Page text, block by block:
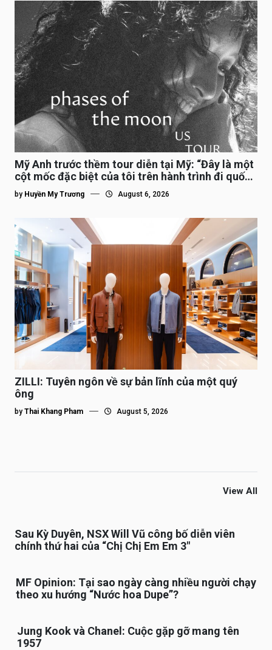
Mỹ Anh trước thềm tour diễn tại Mỹ: “Đây là một
cột mốc đặc biệt của tôi trên hành trình đi quốc
tế”
by Huyền My Trương August 6, 2026
ZILLI: Tuyên ngôn về sự bản lĩnh của một quý
ông
by Thai Khang Pham August 5, 2026
View All
Sau Kỳ Duyên, NSX Will Vũ công bố diễn viên
chính thứ hai của “Chị Chị Em Em 3″
MF Opinion: Tại sao ngày càng nhiều người chạy
theo xu hướng “Nước hoa Dupe”?
Jung Kook và Chanel: Cuộc gặp gỡ mang tên
1957